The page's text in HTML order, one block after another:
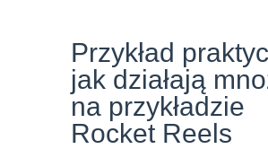
Przykład
jak działają
na przykładzie
Rocket Reels